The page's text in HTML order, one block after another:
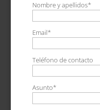
Nombre y apellidos*
Email*
Teléfono de contacto
Asunto*